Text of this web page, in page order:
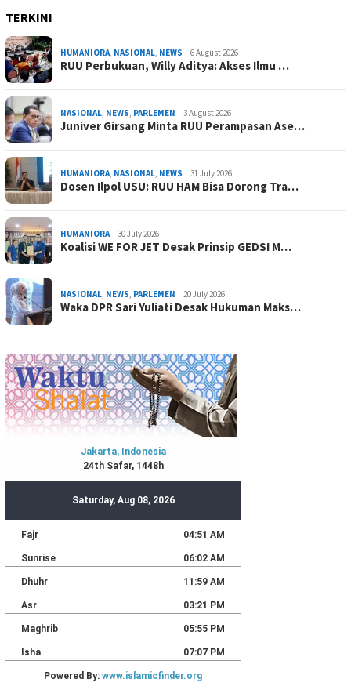
TERKINI
HUMANIORA, NASIONAL, NEWS 6 August 2026
RUU Perbukuan, Willy Aditya: Akses Ilmu …
NASIONAL, NEWS, PARLEMEN 3 August 2026
Juniver Girsang Minta RUU Perampasan Ase…
HUMANIORA, NASIONAL, NEWS 31 July 2026
Dosen Ilpol USU: RUU HAM Bisa Dorong Tra…
HUMANIORA 30 July 2026
Koalisi WE FOR JET Desak Prinsip GEDSI M…
NASIONAL, NEWS, PARLEMEN 20 July 2026
Waka DPR Sari Yuliati Desak Hukuman Maks…